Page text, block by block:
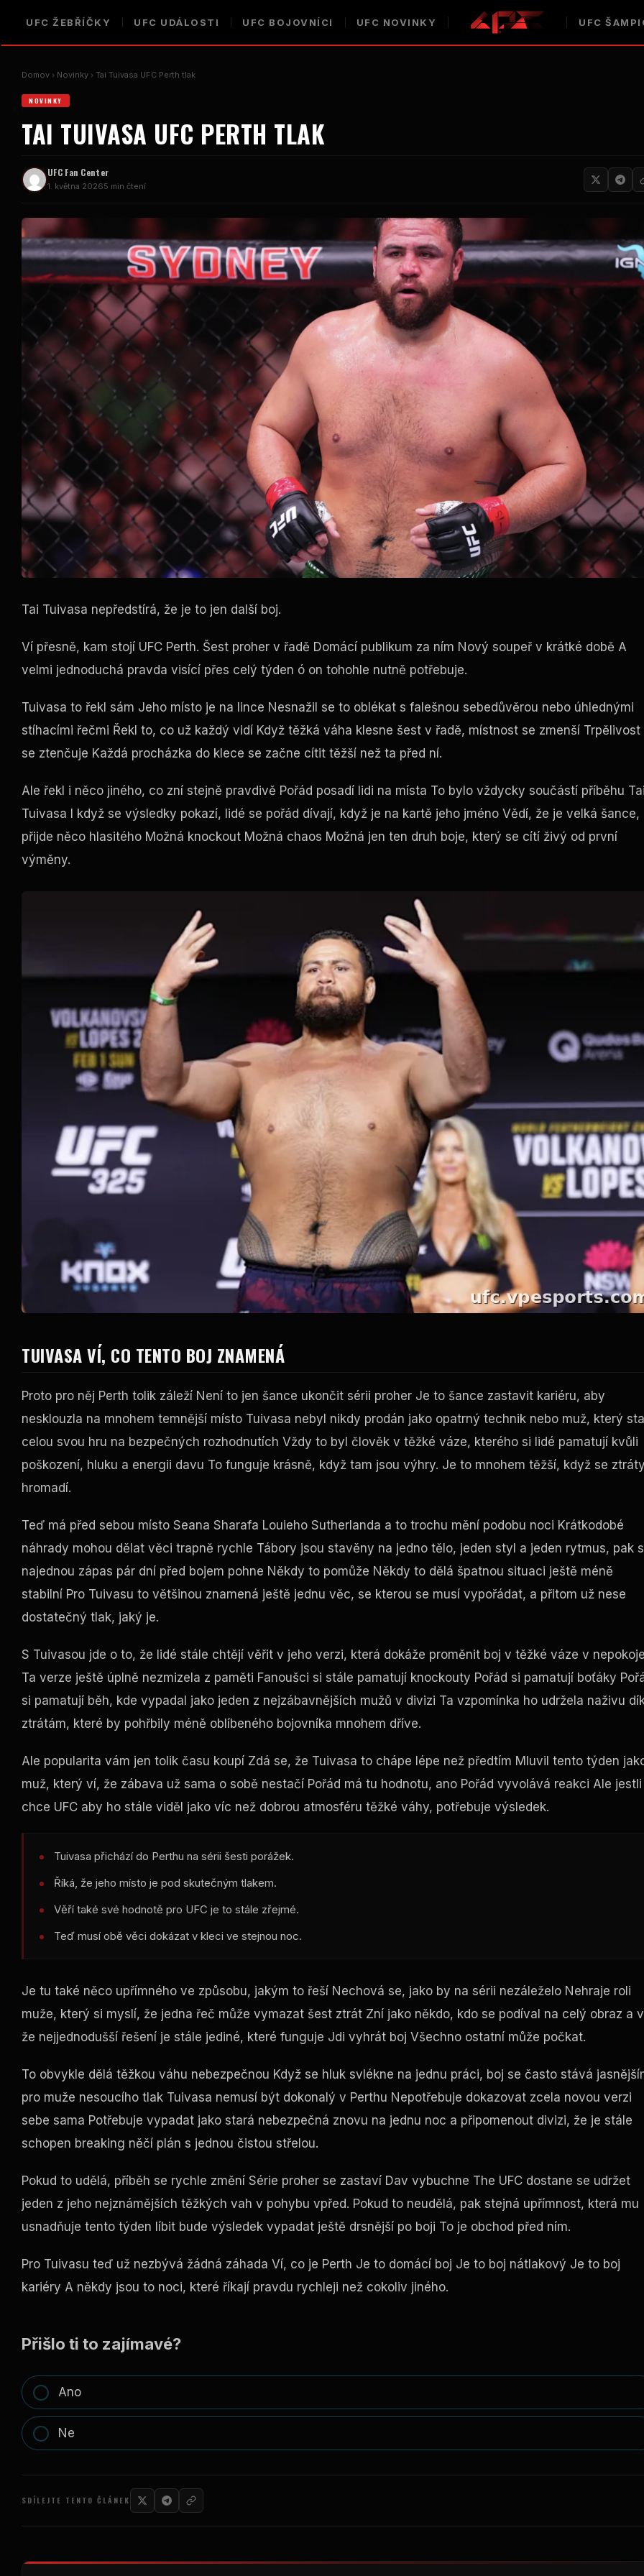
UFC ŽEBŘÍČKY UFC UDÁLOSTI UFC BOJOVNÍCI UFC NOVINKY UFC
Domov Novinky Tai Tuivasa UFC Perth tlak
NOVINKY
TAI TUIVASA UFC PERTH TLAK
UFCFan Center
1. května 20265 min čtení
Tai Tuivasa nepředstírá, že je to jen další boj.
Ví přesně, kam stojí UFC Perth. Šest proher v řadě Domácí publikum za ním Nový soupeř v krátké době A
velmi jednoduchá pravda visící přes celý týden ó on tohohle nutně potřebuje.
Tuivasa to řekl sám Jeho místo je na lince Nesnažil se to oblékat s falešnou sebedůvěrou nebo úhlednými
stíhacími řečmi Řekl to, co už každý vidí Když těžká váha klesne šest v řadě, místnost se zmenší Trpělivost
se ztenčuje Každá procházka do klece se začne cítit těžší než ta před ní.
Ale řekl i něco jiného, co zní stejně pravdivě Pořád posadí lidi na místa To bylo vždycky součástí příběhu Tai
Tuivasa I když se výsledky pokazí, lidé se pořád dívají, když je na kartě jeho jméno Vědí, že je velká šance,
přijde něco hlasitého Možná knockout Možná chaos Možná jen ten druh boje, který se cítí živý od první
výměny.
TUIVASA VÍ, CO TENTO BOJ ZNAMENÁ
Proto pro něj Perth tolik záleží Není to jen šance ukončit sérii proher Je to šance zastavit kariéru, aby
nesklouzla na mnohem temnější místo Tuivasa nebyl nikdy prodán jako opatrný technik nebo muž, který
celou svou hru na bezpečných rozhodnutích Vždy to byl člověk v těžké váze, kterého si lidé pamatují kvůli
poškození, hluku a energii davu To funguje krásně, když tam jsou výhry. Je to mnohem těžší, když se ztráty
hromadí.
Teď má před sebou místo Seana Sharafa Louieho Sutherlanda a to trochu mění podobu noci Krátkodobé
náhrady mohou dělat věci trapně rychle Tábory jsou stavěny na jedno tělo, jeden styl a jeden rytmus, pak
najednou zápas pár dní před bojem pohne Někdy to pomůže Někdy to dělá špatnou situaci ještě méně
stabilní Pro Tuivasu to většinou znamená ještě jednu věc, se kterou se musí vypořádat, a přitom už nese
dostatečný tlak, jaký je.
S Tuivasou jde o to, že lidé stále chtějí věřit v jeho verzi, která dokáže proměnit boj v těžké váze v nepokoje
Ta verze ještě úplně nezmizela z paměti Fanoušci si stále pamatují knockouty Pořád si pamatují boťáky
si pamatují běh, kde vypadal jako jeden z nejzábavnějších mužů v divizi Ta vzpomínka ho udržela naživu
ztrátám, které by pohřbily méně oblíbeného bojovníka mnohem dříve.
Ale popularita vám jen tolik času koupí Zdá se, že Tuivasa to chápe lépe než předtím Mluvil tento týden
muž, který ví, že zábava už sama o sobě nestačí Pořád má tu hodnotu, ano Pořád vyvolává reakci Ale jestli
chce UFC aby ho stále viděl jako víc než dobrou atmosféru těžké váhy, potřebuje výsledek.
Tuivasa přichází do Perthu na sérii šesti porážek.
Říká, že jeho místo je pod skutečným tlakem.
Věří také své hodnotě pro UFC je to stále zřejmé.
Teď musí obě věci dokázat v kleci ve stejnou noc.
Je tu také něco upřímného ve způsobu, jakým to řeší Nechová se, jako by na sérii nezáleželo Nehraje roli
muže, který si myslí, že jedna řeč může vymazat šest ztrát Zní jako někdo, kdo se podíval na celý obraz a
že nejjednodušší řešení je stále jediné, které funguje Jdi vyhrát boj Všechno ostatní může počkat.
To obvykle dělá těžkou váhu nebezpečnou Když se hluk svlékne na jednu práci, boj se často stává
pro muže nesoucího tlak Tuivasa nemusí být dokonalý v Perthu Nepotřebuje dokazovat zcela novou verzi
sebe sama Potřebuje vypadat jako stará nebezpečná znovu na jednu noc a připomenout divizi, že je stále
schopen breaking něčí plán s jednou čistou střelou.
Pokud to udělá, příběh se rychle změní Série proher se zastaví Dav vybuchne The UFC dostane se udržet
jeden z jeho nejznámějších těžkých vah v pohybu vpřed. Pokud to neudělá, pak stejná upřímnost, která mu
usnadňuje tento týden líbit bude výsledek vypadat ještě drsnější po boji To je obchod před ním.
Pro Tuivasu teď už nezbývá žádná záhada Ví, co je Perth Je to domácí boj Je to boj nátlakový Je to boj
kariéry A někdy jsou to noci, které říkají pravdu rychleji než cokoliv jiného.
Přišlo ti to zajímavé?
Ano
Ne
SDÍLEJTE TENTO ČLÁNEK